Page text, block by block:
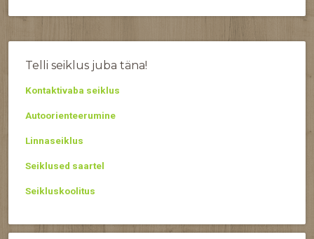
Telli seiklus juba täna!
Kontaktivaba seiklus
Autoorienteerumine
Linnaseiklus
Seiklused saartel
Seikluskoolitus